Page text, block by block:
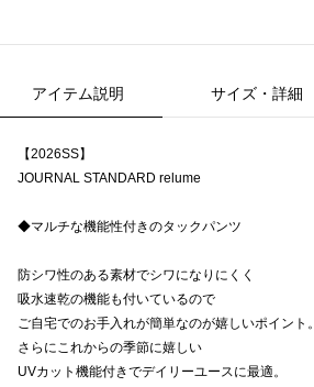
アイテム説明 サイズ・詳細
【2026SS】
JOURNAL STANDARD relume
◆マルチな機能性付きのタックパンツ
防シワ性のある素材でシワになりにくく
吸水速乾の機能も付いているので
ご自宅でのお手入れが簡単なのが嬉しいポイント。
さらにこれからの季節に嬉しい
UVカット機能付きでデイリーユースに最適。